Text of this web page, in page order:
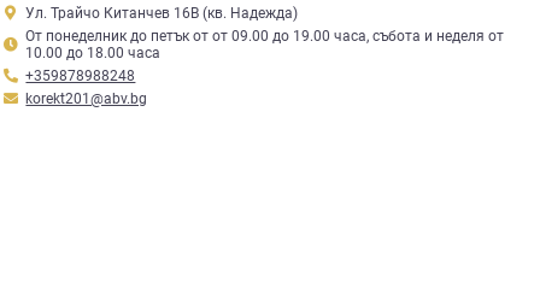
Ул. Трайчо Китанчев 16В (кв. Надежда)
От понеделник до петък от от 09.00 до 19.00 часа, събота и неделя от
10.00 до 18.00 часа
+359878988248
korekt201@abv.bg